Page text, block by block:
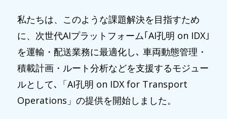
私たちは、このような課題解決を目指すため
に、次世代AIプラットフォーム｢AI孔明 on IDX｣
を運輸・配送業務に最適化し､ 車両動態管理・
積載計画・ルート分析などを支援するモジュー
ルとして､「AI孔明 on IDX for Transport
Operations」の提供を開始しました。